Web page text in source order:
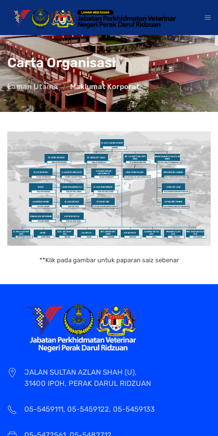
Carta Organisasi
Laman Utama Maklumat Korporat
**Klik pada gambar untuk paparan saiz sebenar
JALAN SULTAN AZLAN SHAH (U),
31400 IPOH, PERAK DARUL RIDZUAN
05-5459111, 05-5459122, 05-5459133